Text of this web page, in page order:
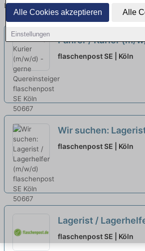
Alle Cookies akzeptieren Alle
Einstellungen
Logistik. Jetzt bewerben!
Fahrer / Kurier (m/
Quereinsteiger neu
flaschenpost SE | Köln
Wir suchen:
(m/w/d) neu
flaschenpost SE | Köln
Lagerist /
flaschenpost SE | Köln